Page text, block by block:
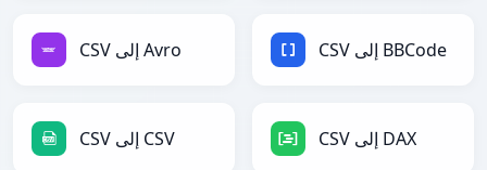
CSV إلى Avro CSV إلى BBCode
CSV إلى CSV CSV إلى DAX